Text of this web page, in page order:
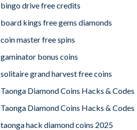
bingo drive free credits
board kings free gems diamonds
coin master free spins
gaminator bonus coins
solitaire grand harvest free coins
Taonga Diamond Coins Hacks & Codes
Taonga Diamond Coins Hacks & Codes
taonga hack diamond coins 2025